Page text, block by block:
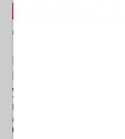
NOTICIAS
La crisis de Ceuta
Portugal con el
y Marruecos
determinación de seguir
06/08/2026